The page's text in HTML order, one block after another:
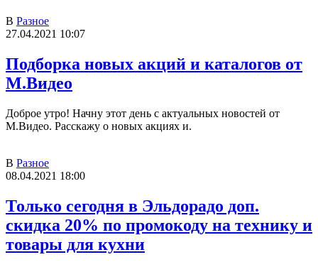
В Разное
27.04.2021 10:07
Подборка новых акций и каталогов от
М.Видео
Доброе утро! Начну этот день с актуальных новостей от
М.Видео. Расскажу о новых акциях и.
В Разное
08.04.2021 18:00
Только сегодня в Эльдорадо доп.
скидка 20% по промокоду на технику и
товары для кухни